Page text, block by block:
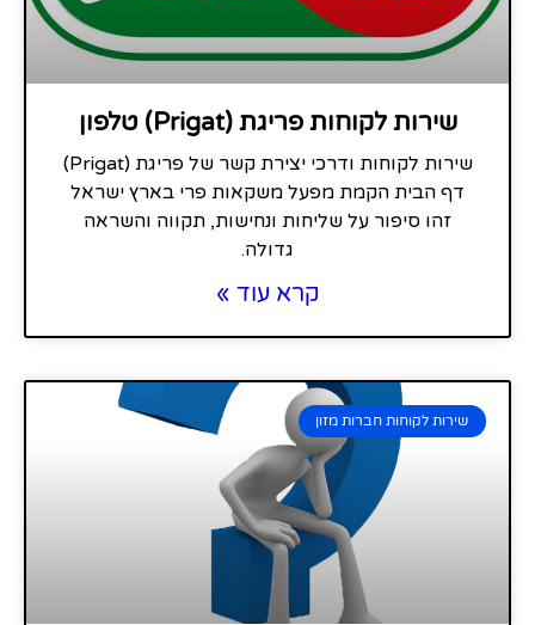
שירות לקוחות פריגת (Prigat) טלפון
שירות לקוחות ודרכי יצירת קשר של פריגת (Prigat)
דף הבית הקמת מפעל משקאות פרי בארץ ישראל
זהו סיפור על שליחות ונחישות, תקווה והשראה
גדולה.
קרא עוד »
שירות לקוחות חברות מזון